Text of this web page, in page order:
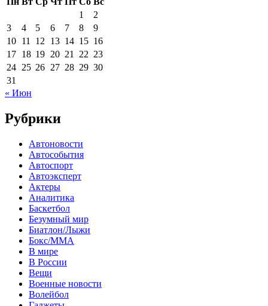
1
2
3
4 5 6 7 8
9
10 11 12 13 14 15 16
17 18 19 20 21 22 23
24 25 26 27 28 29 30
31
« Июн
Рубрики
Автоновости
Автособытия
Автоспорт
Автоэксперт
Актеры
Аналитика
Баскетбол
Безумный мир
Биатлон/Лыжи
Бокс/MMA
В мире
В России
Вещи
Военные новости
Волейбол